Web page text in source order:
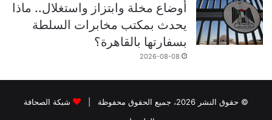
أوضاع مخلة وابتزاز واستغلال.. ماذا
يحدث بمكتب مخابرات السلطة
بسفارتها بالقاهرة؟
2026-08-08
© حقوق النشر 2026، جميع الحقوق محفوظة |
شبكة الصحافة